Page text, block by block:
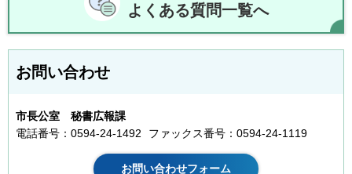
よくある質問一覧へ
お問い合わせ
市長公室 秘書広報課
電話番号：0594-24-1492
ファックス番号：0594-24-1119